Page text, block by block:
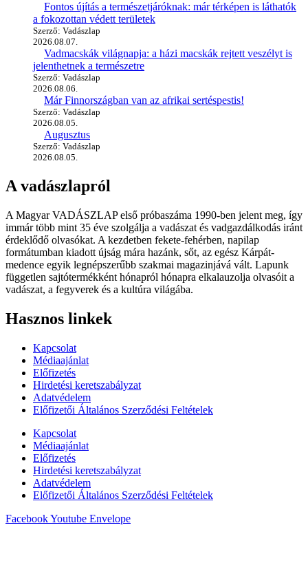
Fontos újítás a természetjáróknak: már térképen is láthatók
a fokozottan védett területek
Szerző: Vadászlap
2026.08.07.
Vadmacskák világnapja: a házi macskák rejtett veszélyt is
jelenthetnek a természetre
Szerző: Vadászlap
2026.08.06.
Már Finnországban van az afrikai sertéspestis!
Szerző: Vadászlap
2026.08.05.
Augusztus
Szerző: Vadászlap
2026.08.05.
A vadászlapról
A Magyar VADÁSZLAP első próbaszáma 1990-ben jelent meg, így
immár több mint 35 éve szolgálja a vadászat és vadgazdálkodás iránt
érdeklődő olvasókat. A kezdetben fekete-fehérben, napilap
formátumban kiadott újság mára hazánk, sőt, az egész Kárpát-
medence egyik legnépszerűbb szakmai magazinjává vált. Lapunk
független sajtótermékként hónapról hónapra elkalauzolja olvasóit a
vadászat, a fegyverek és a kultúra világába.
Hasznos linkek
Kapcsolat
Médiaajánlat
Előfizetés
Hirdetési keretszabályzat
Adatvédelem
Előfizetői Általános Szerződési Feltételek
Kapcsolat
Médiaajánlat
Előfizetés
Hirdetési keretszabályzat
Adatvédelem
Előfizetői Általános Szerződési Feltételek
FacebookYoutube Envelope